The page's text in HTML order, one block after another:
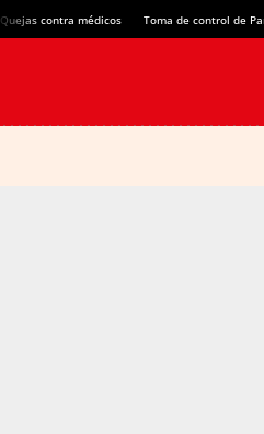
Quejas contra médicos Toma de control de